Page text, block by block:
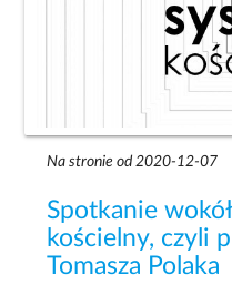
Na stronie od 2020-12-07
Spotkanie
kościelny, czyli
Tomasza Polaka